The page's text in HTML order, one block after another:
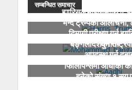
सम्बन्धित समाचार
ह्यारिसले महिलामाथि
भन्दै ट्रम्पको आलोचना,
दिमागी परीक्षण गर्न
चुनौती
बङ्गलादेशका
अपदस्थ गर्न
फिलिपिन्समा आँधीका
हुनेको संख्या १ सय